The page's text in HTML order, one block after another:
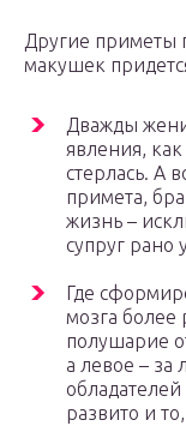
Другие приметы
макушек
Дважды
явления,
стерлась. А
примета,
жизнь –
супруг рано
Где
мозга более
полушарие
а левое –
развито и